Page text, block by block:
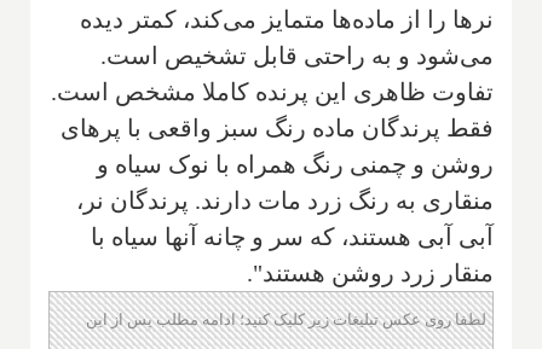
نرها را از ماده‌ها متمایز می‌کند، کمتر دیده
می‌شود و به راحتی قابل تشخیص است.
تفاوت ظاهری این پرنده کاملا مشخص است.
فقط پرندگان ماده رنگ سبز واقعی با پرهای
روشن و چمنی رنگ همراه با نوک سیاه و
منقاری به رنگ زرد مات دارند. پرندگان نر،
آبی آبی هستند، که سر و چانه آنها سیاه با
منقار زرد روشن هستند".
لطفا روی عکس تبلیغات زیر کلیک کنید؛ ادامه مطلب پس از این